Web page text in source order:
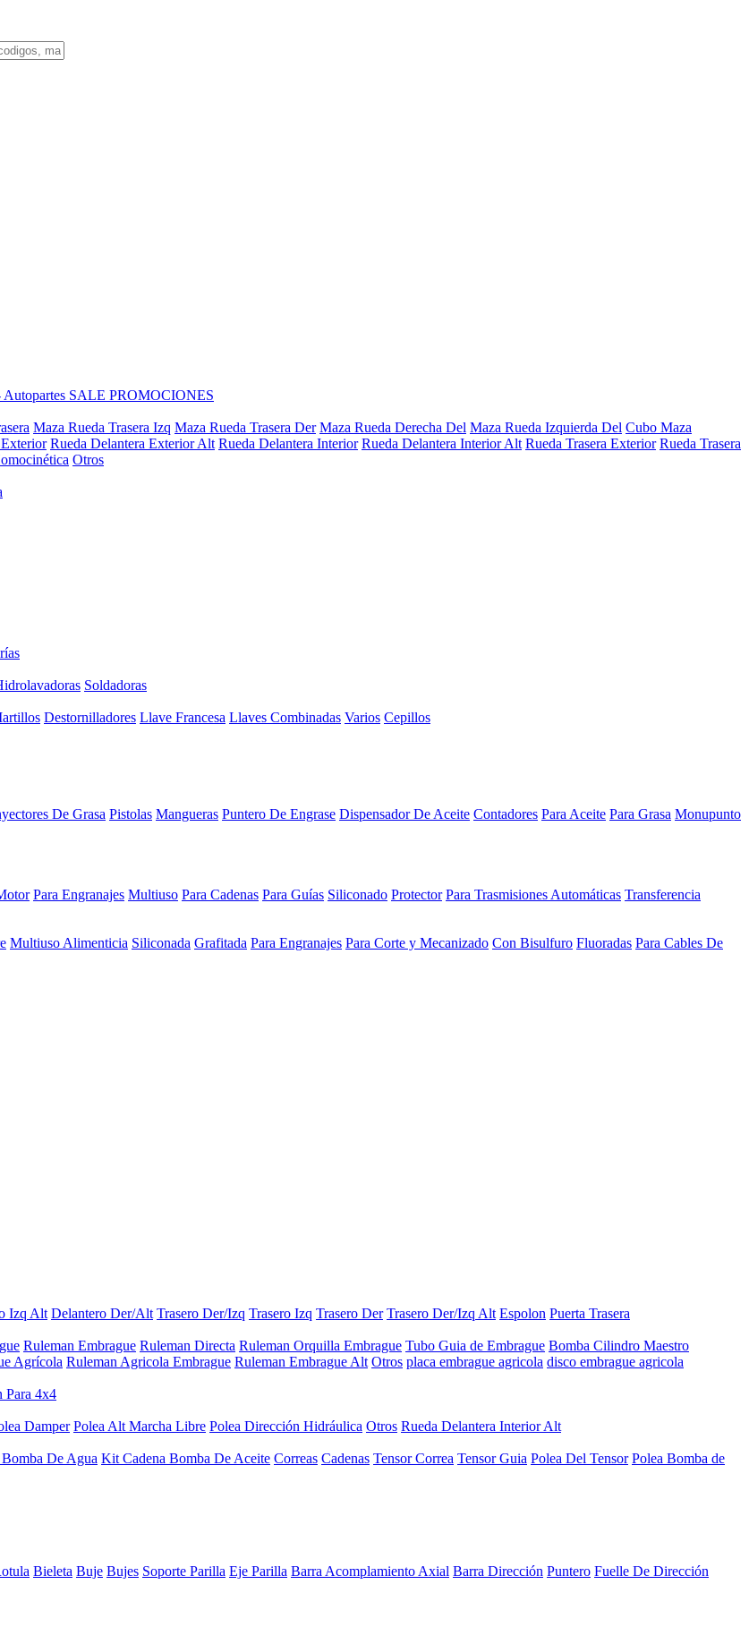
Autopartes SALE PROMOCIONES
Maza Rueda Trasera Izq Maza Rueda Trasera Der Maza Rueda Derecha Del Maza Rueda Izquierda Del Cubo Maza
Rueda Delantera Exterior Alt Rueda Delantera Interior Rueda Delantera Interior Alt Rueda Trasera Exterior Rueda Trasera
Otros
Soldadoras
Destornilladores Llave Francesa Llaves Combinadas Varios Cepillos
De Grasa Pistolas Mangueras Puntero De Engrase Dispensador De Aceite Contadores Para Aceite Para Grasa Monupunto
Para Engranajes Multiuso Para Cadenas Para Guías Siliconado Protector Para Trasmisiones Automáticas Transferencia
Multiuso Alimenticia Siliconada Grafitada Para Engranajes Para Corte y Mecanizado Con Bisulfuro Fluoradas Para Cables De
Izq Alt Delantero Der/Alt Trasero Der/Izq Trasero Izq Trasero Der Trasero Der/Izq Alt Espolon Puerta Trasera
Ruleman Embrague Ruleman Directa Ruleman Orquilla Embrague Tubo Guia de Embrague Bomba Cilindro Maestro
Agrícola Ruleman Agricola Embrague Ruleman Embrague Alt Otros placa embrague agricola disco embrague agricola
Para 4x4
Damper Polea Alt Marcha Libre Polea Dirección Hidráulica Otros Rueda Delantera Interior Alt
De Agua Kit Cadena Bomba De Aceite Correas Cadenas Tensor Correa Tensor Guia Polea Del Tensor Polea Bomba de
Bieleta Buje Bujes Soporte Parilla Eje Parilla Barra Acomplamiento Axial Barra Dirección Puntero Fuelle De Dirección